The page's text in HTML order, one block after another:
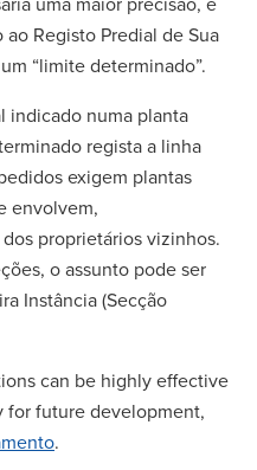
Registo Predial de Sua
“limite determinado”.
indicado numa planta
regista a linha
exigem plantas
envolvem,
proprietários vizinhos.
o assunto pode ser
Instância (Secção
can be highly effective
for future development,
.